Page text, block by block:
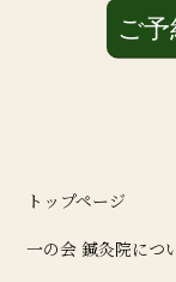
トップページ
一の会 鍼灸院につ